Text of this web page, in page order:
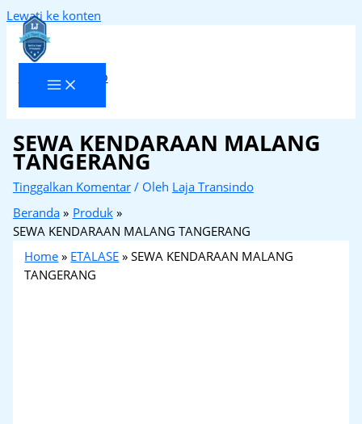
Lewati ke konten
Laja Transindo
SEWA KENDARAAN MALANG
TANGERANG
Tinggalkan Komentar / Oleh Laja Transindo
Beranda
Produk
SEWA KENDARAAN MALANG TANGERANG
Home » ETALASE »SEWA KENDARAAN MALANG
TANGERANG